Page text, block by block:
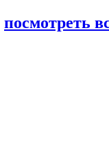
посмотреть